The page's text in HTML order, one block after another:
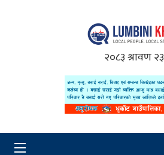
२०८३ श्रावण २३